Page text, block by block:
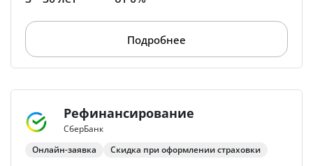
Подробнее
Рефинансирование
СберБанк
Онлайн-заявка
Скидка при оформлении страховки